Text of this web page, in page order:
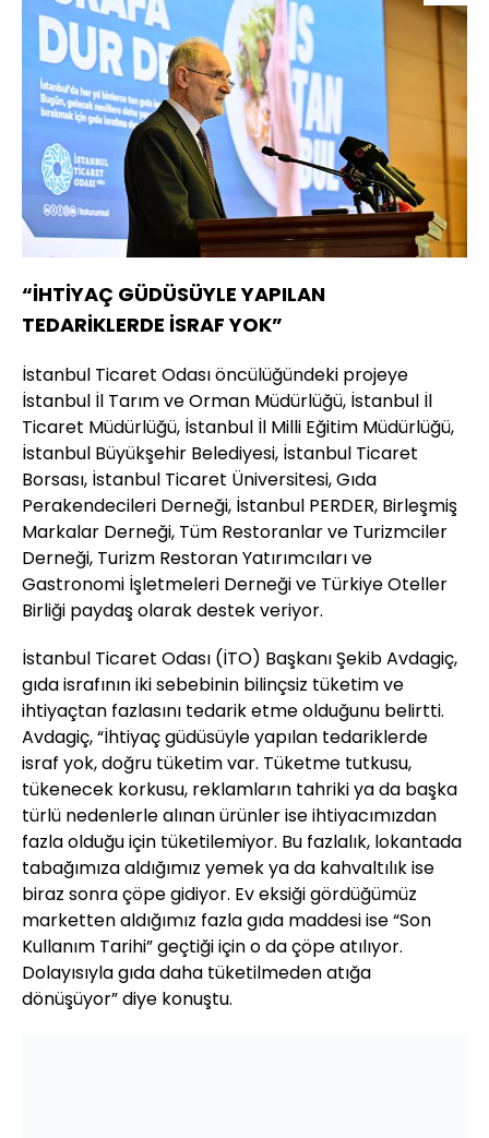
“İHTİYAÇ GÜDÜSÜYLE YAPILAN
TEDARİKLERDE İSRAF YOK”
İstanbul Ticaret Odası öncülüğündeki projeye
İstanbul İl Tarım ve Orman Müdürlüğü, İstanbul İl
Ticaret Müdürlüğü, İstanbul İl Milli Eğitim Müdürlüğü,
İstanbul Büyükşehir Belediyesi, İstanbul Ticaret
Borsası, İstanbul Ticaret Üniversitesi, Gıda
Perakendecileri Derneği, İstanbul PERDER, Birleşmiş
Markalar Derneği, Tüm Restoranlar ve Turizmciler
Derneği, Turizm Restoran Yatırımcıları ve
Gastronomi İşletmeleri Derneği ve Türkiye Oteller
Birliği paydaş olarak destek veriyor.
İstanbul Ticaret Odası (İTO) Başkanı Şekib Avdagiç,
gıda israfının iki sebebinin bilinçsiz tüketim ve
ihtiyaçtan fazlasını tedarik etme olduğunu belirtti.
Avdagiç, “İhtiyaç güdüsüyle yapılan tedariklerde
israf yok, doğru tüketim var. Tüketme tutkusu,
tükenecek korkusu, reklamların tahriki ya da başka
türlü nedenlerle alınan ürünler ise ihtiyacımızdan
fazla olduğu için tüketilemiyor. Bu fazlalık, lokantada
tabağımıza aldığımız yemek ya da kahvaltılık ise
biraz sonra çöpe gidiyor. Ev eksiği gördüğümüz
marketten aldığımız fazla gıda maddesi ise “Son
Kullanım Tarihi” geçtiği için o da çöpe atılıyor.
Dolayısıyla gıda daha tüketilmeden atığa
dönüşüyor” diye konuştu.